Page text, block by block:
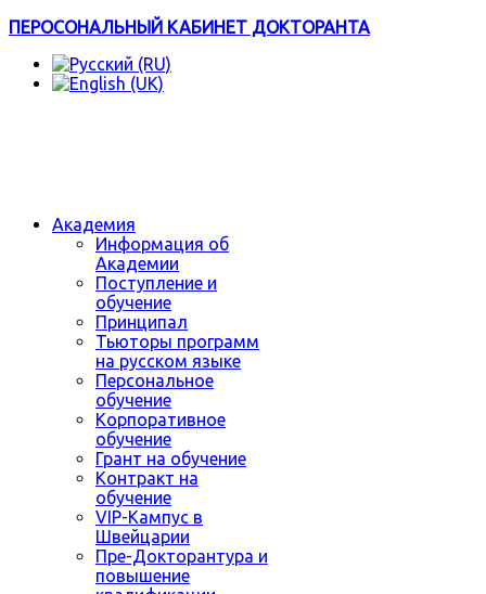
ПЕРОСОНАЛЬНЫЙ КАБИНЕТ ДОКТОРАНТА
Академия
Информация об
Академии
Поступление и
обучение
Принципал
Тьюторы программ
на русском языке
Персональное
обучение
Корпоративное
обучение
Грант на обучение
Контракт на
обучение
VIP-Кампус в
Швейцарии
Пре-Докторантура и
повышение